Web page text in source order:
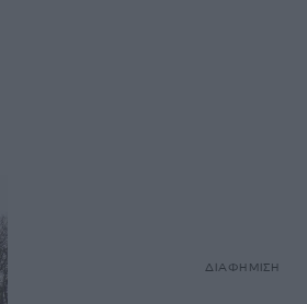
ΔΙΑΦΗΜΙΣΗ